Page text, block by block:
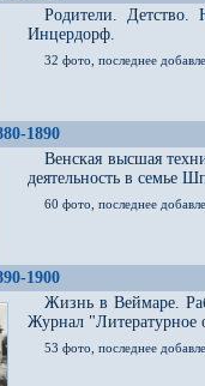
Родители. Детство.
Инцердорф.
32 фото, последнее
1890
Венская высшая
деятельность в семье
60 фото, последнее
1900
Жизнь в Веймаре.
Журнал "Литературное
53 фото, последнее